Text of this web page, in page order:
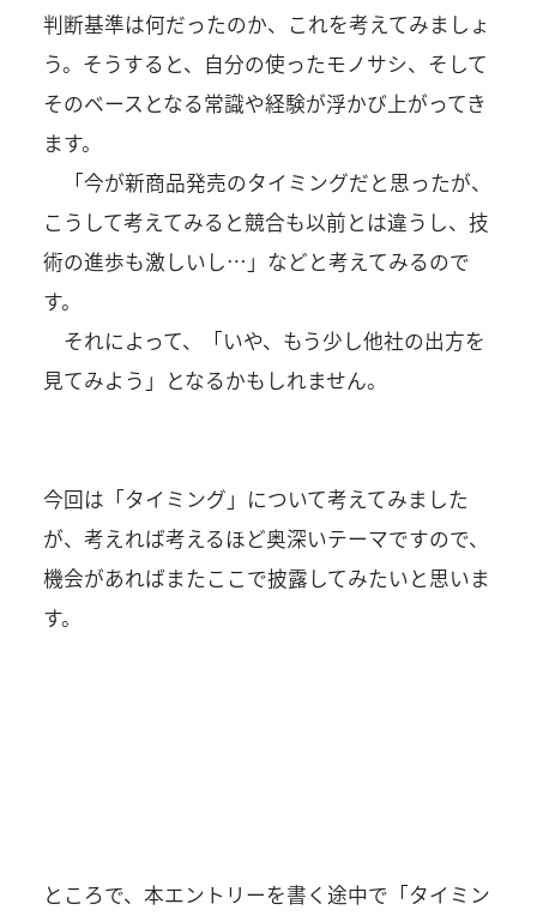
判断基準は何だったのか、これを考えてみましょ
う。そうすると、自分の使ったモノサシ、そして
そのベースとなる常識や経験が浮かび上がってき
ます。
「今が新商品発売のタイミングだと思ったが、
こうして考えてみると競合も以前とは違うし、技
術の進歩も激しいし…」などと考えてみるので
す。
それによって、「いや、もう少し他社の出方を
見てみよう」となるかもしれません。
今回は「タイミング」について考えてみました
が、考えれば考えるほど奥深いテーマですので、
機会があればまたここで披露してみたいと思いま
す。
ところで、本エントリーを書く途中で「タイミン